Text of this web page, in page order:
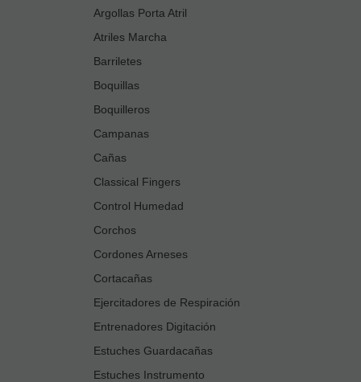
Argollas Porta Atril
Atriles Marcha
Barriletes
Boquillas
Boquilleros
Campanas
Cañas
Classical Fingers
Control Humedad
Corchos
Cordones Arneses
Cortacañas
Ejercitadores de Respiración
Entrenadores Digitación
Estuches Guardacañas
Estuches Instrumento